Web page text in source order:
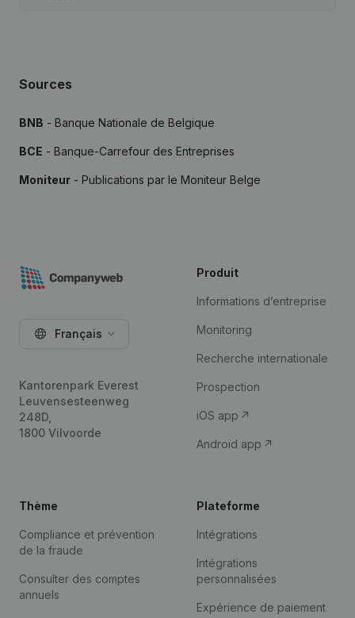
Sources
BNB - Banque Nationale de Belgique
BCE - Banque-Carrefour des Entreprises
Moniteur - Publications par le Moniteur Belge
Français
Kantorenpark Everest
Leuvensesteenweg
248D,
1800 Vilvoorde
Produit
Informations d’entreprise
Monitoring
Recherche internationale
Prospection
iOS app
Android app
Thème
Compliance et prévention
de la fraude
Consulter des comptes
annuels
Plateforme
Intégrations
Intégrations
personnalisées
Expérience de paiement